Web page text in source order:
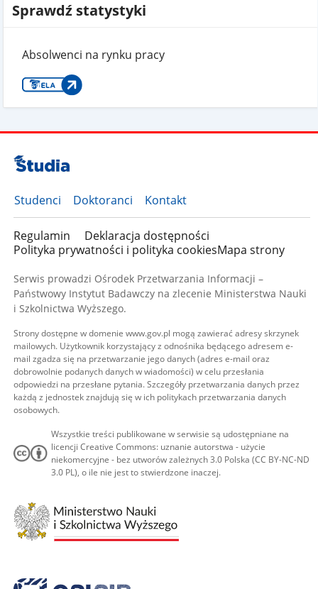
Sprawdź statystyki
Absolwenci na rynku pracy
Studenci Doktoranci Kontakt
Regulamin
Deklaracja dostępności
Polityka prywatności i polityka cookiesMapa strony
Serwis prowadzi Ośrodek Przetwarzania Informacji –
Państwowy Instytut Badawczy na zlecenie Ministerstwa Nauki
i Szkolnictwa Wyższego.
Strony dostępne w domenie www.gov.pl mogą zawierać adresy skrzynek
mailowych. Użytkownik korzystający z odnośnika będącego adresem e-
mail zgadza się na przetwarzanie jego danych (adres e-mail oraz
dobrowolnie podanych danych w wiadomości) w celu przesłania
odpowiedzi na przesłane pytania. Szczegóły przetwarzania danych przez
każdą z jednostek znajdują się w ich politykach przetwarzania danych
osobowych.
Wszystkie treści publikowane w serwisie są udostępniane na
licencji Creative Commons: uznanie autorstwa - użycie
niekomercyjne - bez utworów zależnych 3.0 Polska (CC BY-NC-ND
3.0 PL), o ile nie jest to stwierdzone inaczej.